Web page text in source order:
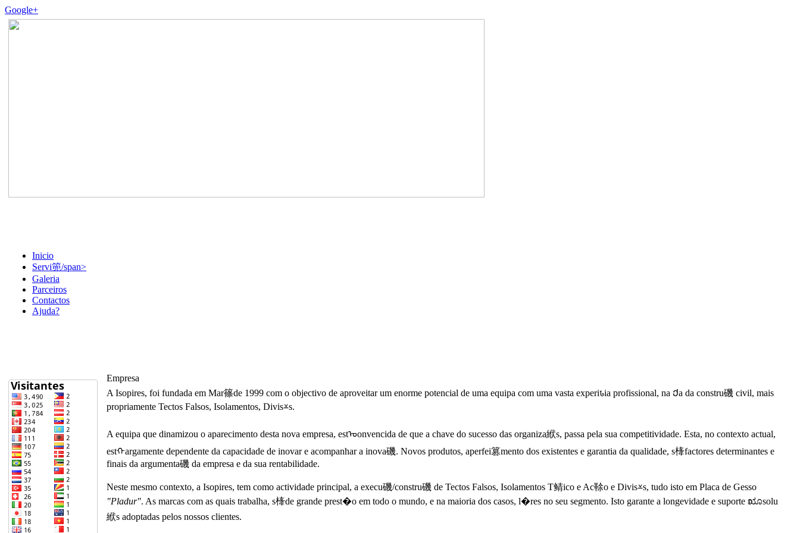
Google+
Inicio
Servi篼/span>
Galeria
Parceiros
Contactos
Ajuda?
Empresa
A Isopires, foi fundada em Mar篠de 1999 com o objectivo de aproveitar um enorme potencial de uma equipa com uma vasta experiꮣia profissional, na Ქa da constru磯 civil, mais
propriamente Tectos Falsos, Isolamentos, Divis⩡s.
A equipa que dinamizou o aparecimento desta nova empresa, estᠣonvencida de que a chave do sucesso das organiza絥s, passa pela sua competitividade. Esta, no contexto actual,
estᠬargamente dependente da capacidade de inovar e acompanhar a inova磯. Novos produtos, aperfei篡mento dos existentes e garantia da qualidade, s㯠factores determinantes e
finais da argumenta磯 da empresa e da sua rentabilidade.
Neste mesmo contexto, a Isopires, tem como actividade principal, a execu磯/constru磯 de Tectos Falsos, Isolamentos T鲭ico e Ac䩣o e Divis⩡s, tudo isto em Placa de Gesso
"Pladur". As marcas com as quais trabalha, s㯠de grande prest�o em todo o mundo, e na maioria dos casos, l�res no seu segmento. Isto garante a longevidade e suporte ೠsolu
絥s adoptadas pelos nossos clientes.